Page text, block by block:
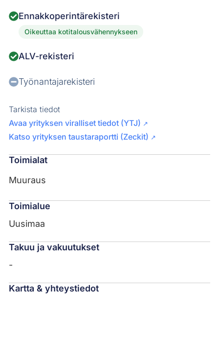
Ennakkoperintärekisteri
Oikeuttaa kotitalousvähennykseen
ALV-rekisteri
Työnantajarekisteri
Tarkista tiedot
Avaa yrityksen viralliset tiedot (YTJ) ↗
Katso yrityksen taustaraportti (Zeckit) ↗
Toimialat
Muuraus
Toimialue
Uusimaa
Takuu ja vakuutukset
-
Kartta & yhteystiedot